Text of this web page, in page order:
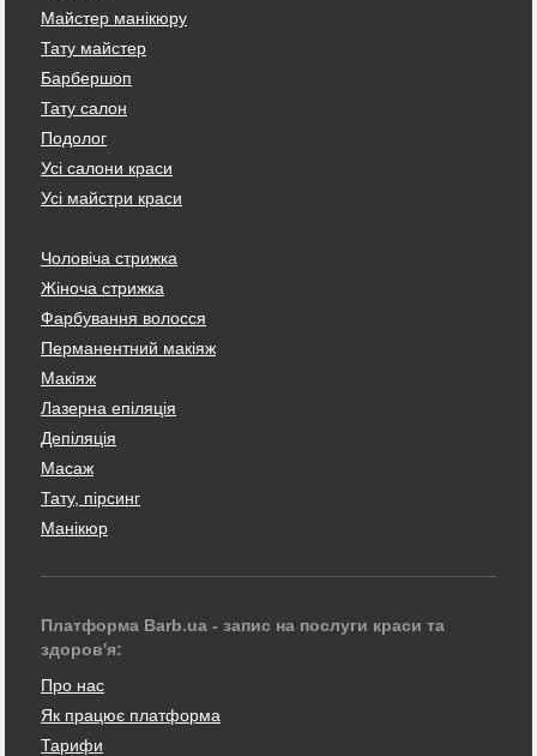
Майстер манікюру
Тату майстер
Барбершоп
Тату салон
Подолог
Усі салони краси
Усі майстри краси
Чоловіча стрижка
Жіноча стрижка
Фарбування волосся
Перманентний макіяж
Макіяж
Лазерна епіляція
Депіляція
Масаж
Тату, пірсинг
Манікюр
Платформа Barb.ua - запис на послуги краси та
здоров'я:
Про нас
Як працює платформа
Тарифи